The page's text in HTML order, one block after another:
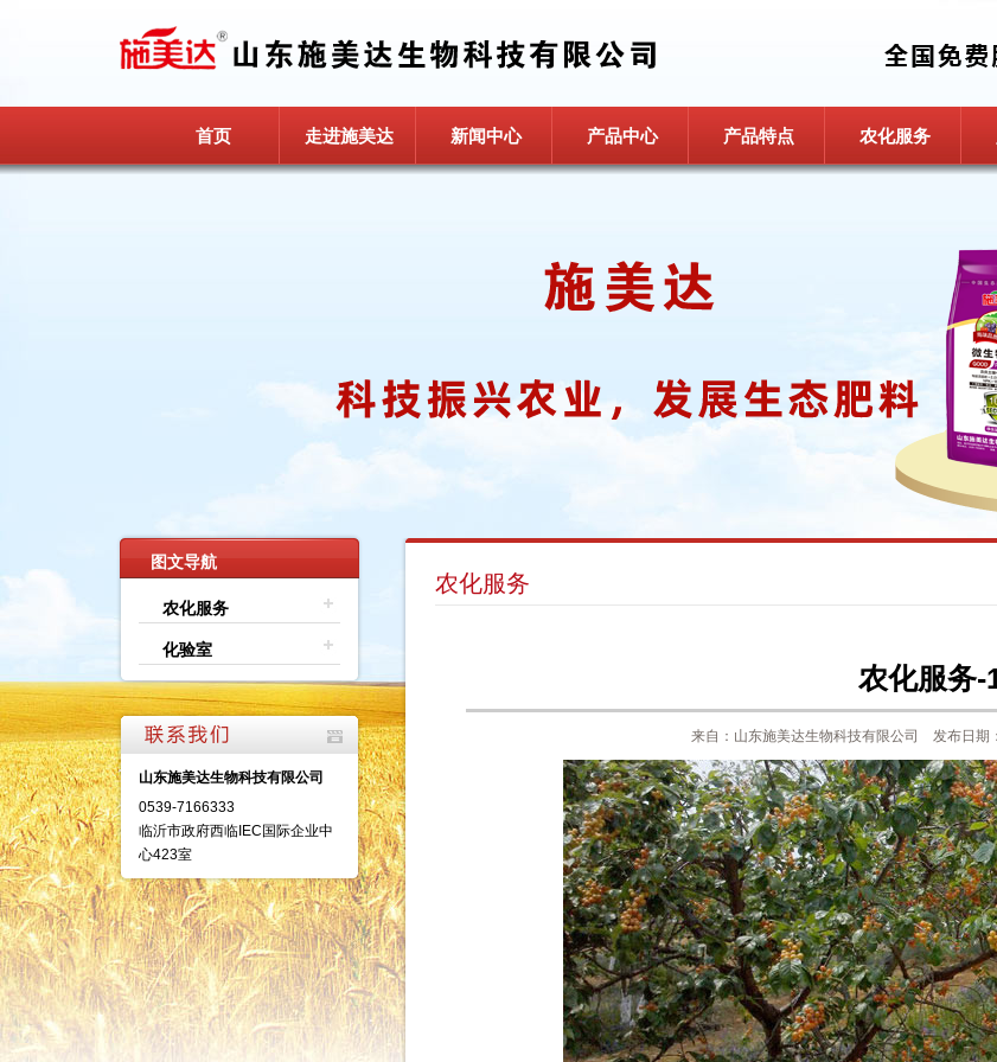
首页 走进施美达 新闻中心 产品中心 产品特点 农化服务
图文导航
农化服务
化验室
山东施美达生物科技有限公司
0539-7166333
临沂市政府西临IEC国际企业中
心423室
农化服务
农化服务-
来自：山东施美达生物科技有限公司 发布日